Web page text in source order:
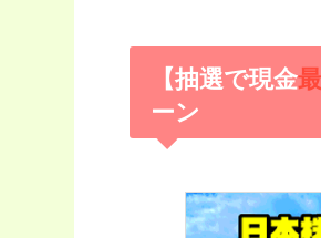
【抽選で現金
ーン